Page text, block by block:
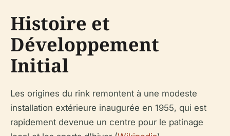
Histoire et
Développement
Initial
Les origines du rink remontent à une modeste
installation extérieure inaugurée en 1955, qui est
rapidement devenue un centre pour le patinage